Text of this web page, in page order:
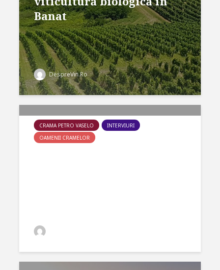
Banat
DespreVin.Ro
CRAMA PETRO VASELO
INTERVIURI
OAMENII CRAMELOR